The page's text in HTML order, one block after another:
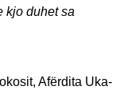
kjo duhet sa
Afërdita Uka-